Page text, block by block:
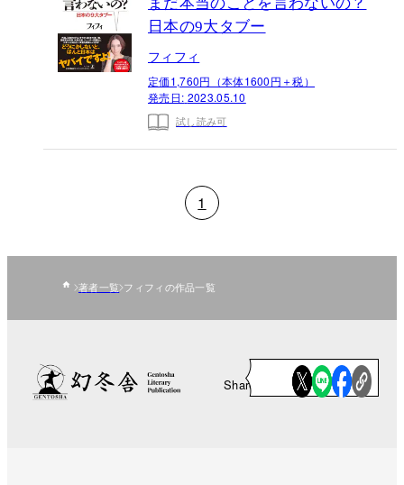
日本の9大タブー
フィフィ
定価1,760円（本体1600円＋税）
発売日: 2023.05.10
試し読み可
1
著者一覧 フィフィの作品一覧
Share